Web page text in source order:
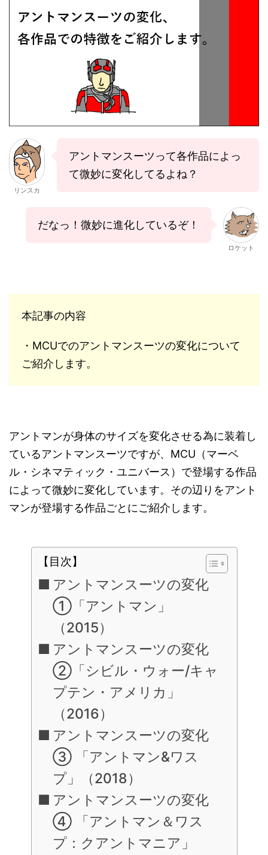
リンスカ
アントマンスーツって各作品によっ
て微妙に変化してるよね？
だなっ！微妙に進化しているぞ！
ロケット
本記事の内容
・MCUでのアントマンスーツの変化について
ご紹介します。
アントマンが身体のサイズを変化させる為に装着し
ているアントマンスーツですが、 MCU （マーベ
ル・シネマティック・ユニバース）で登場する作品
によって微妙に変化しています。その辺りをアント
マンが登場する作品ごとにご紹介します。
【目次】
アントマンスーツの変化
①「アントマン」
（2015）
アントマンスーツの変化
②「シビル・ウォー/キャ
プテン・アメリカ」
（2016）
アントマンスーツの変化
③ 「アントマン&ワス
プ」（2018）
アントマンスーツの変化
④ 「アントマン＆ワス
プ：クアントマニア」